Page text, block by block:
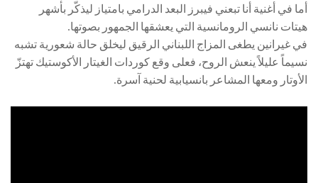
أما في أغنية أنا تبعني فيبرز البعد الدرامي بامتياز ليذكّر بأشهر
هيتات نانسي الرومانسية التي يعشقها الجمهور بصوتها.
في غيرانين يطغى المزاج اللبناني الرقيق ليخلق حالة شعورية تشبه
نسيماً عليلاً ينعش الروح، فعلى وقع كوردات الغيتار الأكوستيك تهتزّ
الأوتار ومعها المشاعر بانسيابية لحنية آسرة.